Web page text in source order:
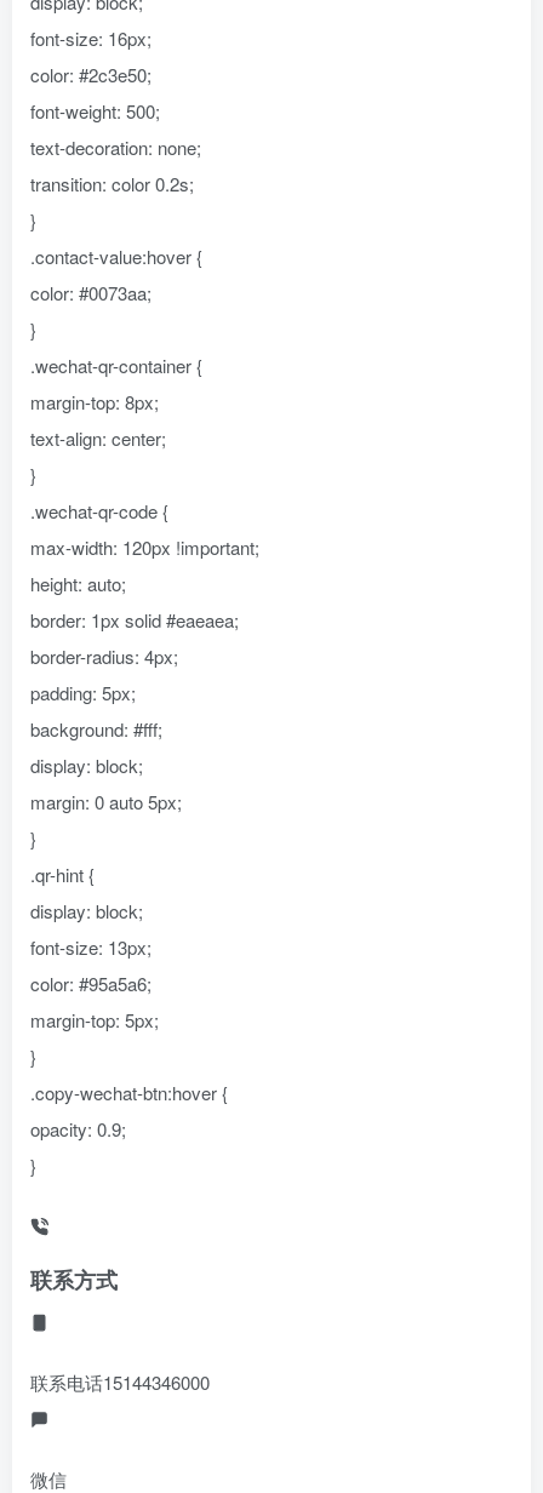
font-size: 16px;
color: #2c3e50;
font-weight: 500;
text-decoration: none;
transition: color 0.2s;
}
.contact-value:hover {
color: #0073aa;
}
.wechat-qr-container {
margin-top: 8px;
text-align: center;
}
.wechat-qr-code {
max-width: 120px !important;
height: auto;
border: 1px solid #eaeaea;
border-radius: 4px;
padding: 5px;
background: #fff;
display: block;
margin: 0 auto 5px;
}
.qr-hint {
display: block;
font-size: 13px;
color: #95a5a6;
margin-top: 5px;
}
.copy-wechat-btn:hover {
opacity: 0.9;
}
联系方式
联系电话15144346000
微信